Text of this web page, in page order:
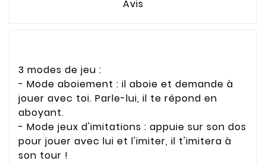
Avis
3 modes de jeu :
- Mode aboiement : il aboie et demande à
jouer avec toi. Parle-lui, il te répond en
aboyant.
- Mode jeux d'imitations : appuie sur son dos
pour jouer avec lui et l'imiter, il t'imitera à
son tour !